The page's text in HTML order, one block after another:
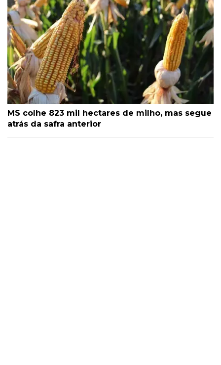
MS colhe 823 mil hectares de milho, mas segue
atrás da safra anterior